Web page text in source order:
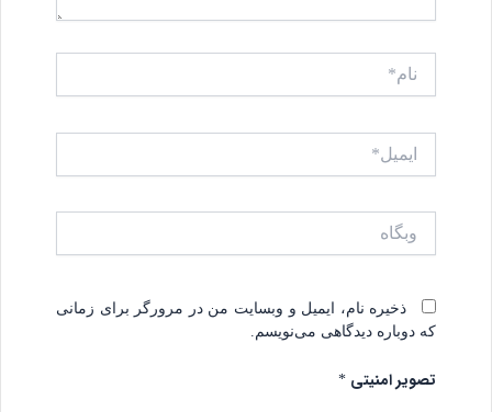
ذخیره نام، ایمیل و وبسایت من در مرورگر برای زمانی
که دوباره دیدگاهی می‌نویسم.
تصویر امنیتی *